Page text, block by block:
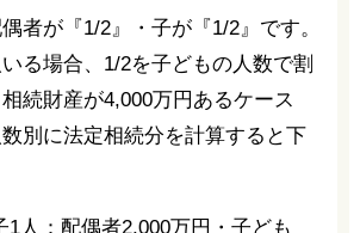
者が『1/2』・子が『1/2』です。
る場合、1/2を子どもの人数で割
続財産が4,000万円あるケース
別に法定相続分を計算すると下
1人：配偶者2,000万円・子ども